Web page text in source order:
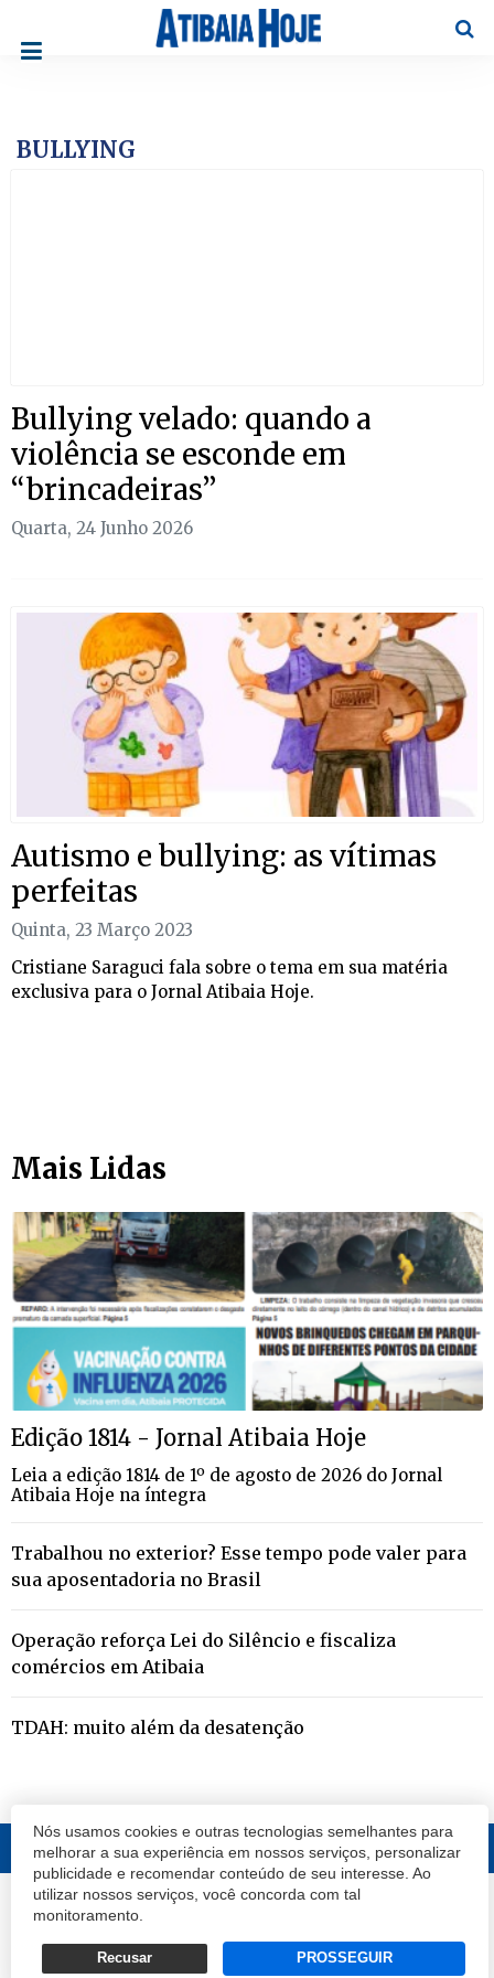
Nós usamos cookies e outras tecnologias semelhantes para
melhorar a sua experiência em nossos serviços, personalizar
publicidade e recomendar conteúdo de seu interesse. Ao
utilizar nossos serviços, você concorda com tal
monitoramento.
Recusar PROSSEGUIR
BULLYING
Bullying velado: quando a
violência se esconde em
“brincadeiras”
Quarta, 24 Junho 2026
Autismo e bullying: as vítimas
perfeitas
Quinta, 23 Março 2023
Cristiane Saraguci fala sobre o tema em sua matéria
exclusiva para o Jornal Atibaia Hoje.
Mais Lidas
Edição 1814 - Jornal Atibaia Hoje
Leia a edição 1814 de 1º de agosto de 2026 do Jornal
Atibaia Hoje na íntegra
Trabalhou no exterior? Esse tempo pode valer para
sua aposentadoria no Brasil
Operação reforça Lei do Silêncio e fiscaliza
comércios em Atibaia
TDAH: muito além da desatenção
© 2020 Atibaia Hoje.Todos os direitos reservados.Desenvolvido por